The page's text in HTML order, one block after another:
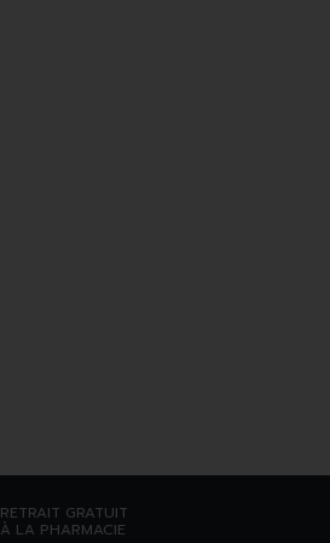
RETRAIT GRATUIT
À LA PHARMACIE